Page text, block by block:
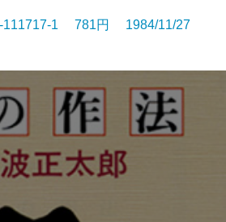
111717-1 781円 1984/11/27